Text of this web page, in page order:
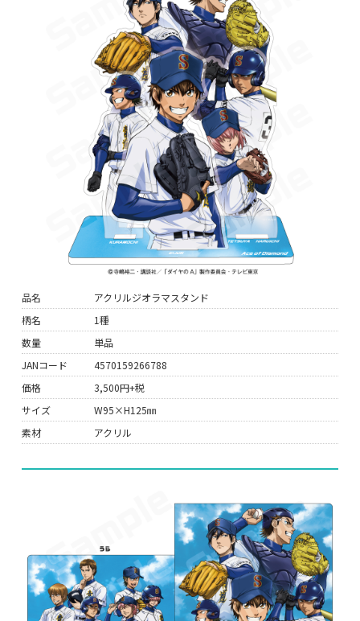
品名
アクリルジオラマスタンド
柄名
1種
数量
単品
JANコード
4570159266788
価格
3,500円+税
サイズ
W95×H125㎜
素材
アクリル